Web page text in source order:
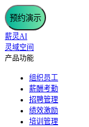
预约演示
薪灵AI
灵域空间
产品功能
组织员工
薪酬考勤
招聘管理
绩效激励
培训管理